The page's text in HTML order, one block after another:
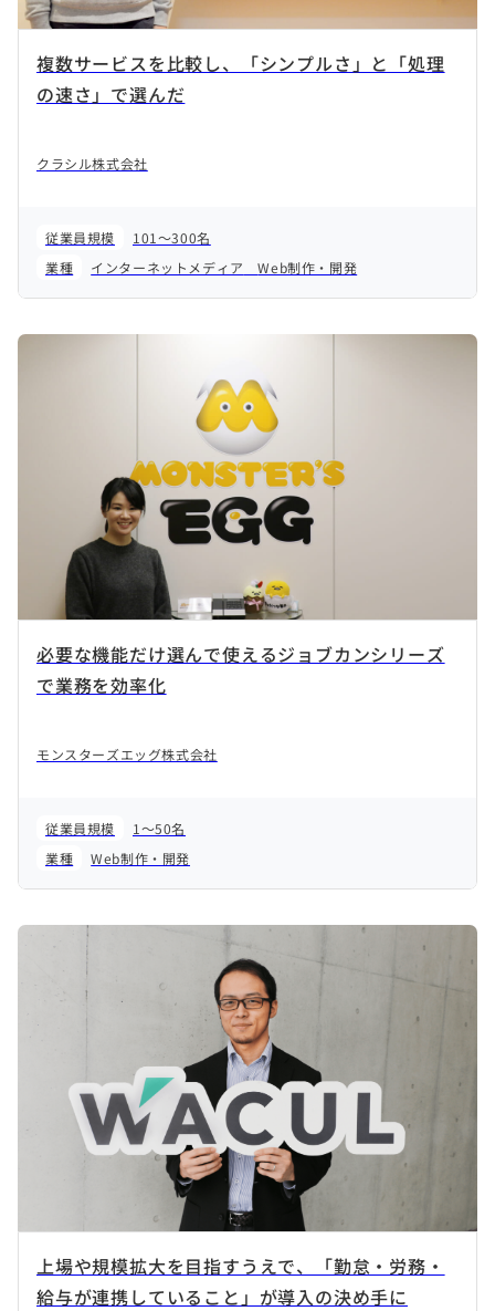
複数サービスを比較し、「シンプルさ」と「処理
の速さ」で選んだ
クラシル株式会社
従業員規模
101～300名
業種
インターネットメディア Web制作・開発
必要な機能だけ選んで使えるジョブカンシリーズ
で業務を効率化
モンスターズエッグ株式会社
従業員規模
1～50名
業種
Web制作・開発
上場や規模拡大を目指すうえで、「勤怠・労務・
給与が連携していること」が導入の決め手に